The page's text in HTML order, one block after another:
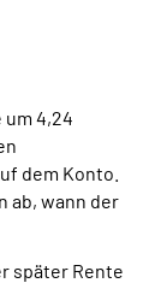
4,24
dem Konto.
ab, wann der
später Rente